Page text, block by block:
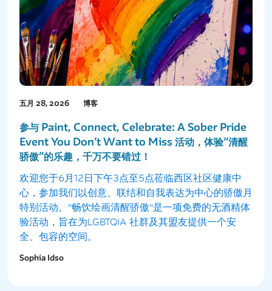
五月 28, 2026 博客
参与 Paint, Connect, Celebrate: A Sober Pride
Event You Don’t Want to Miss 活动，体验“清醒
骄傲”的乐趣，千万不要错过！
欢迎您于6月12日下午3点至5点莅临西区社区健康中
心，参加我们以创意、联结和自我表达为中心的骄傲月
特别活动。“畅饮绘画清醒骄傲”是一项免费的无酒精体
验活动，旨在为LGBTQIA 社群及其盟友提供一个安
全、包容的空间。
Sophia Idso